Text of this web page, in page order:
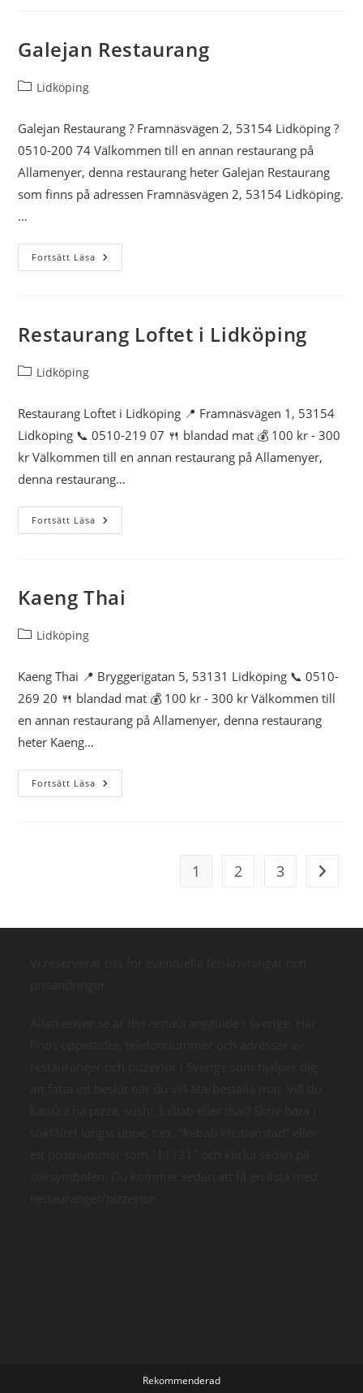
New Tokyo
Restaurang Ceasar
Stikkans Pasta
Pizzeria Canaria
Restaurang Indigo
Pizzeria Aramis
Galejan Restaurang
Inläggskategori:
Lidköping
Galejan Restaurang ? Framnäsvägen 2, 53154 Lidköping ?
0510-200 74 Välkommen till en annan restaurang på
Allamenyer, denna restaurang heter Galejan Restaurang
som finns på adressen Framnäsvägen 2, 53154 Lidköping.
…
Fortsätt Läsa Galejan
Restaurang
Restaurang Loftet i Lidköping
Inläggskategori:
Lidköping
Restaurang Loftet i Lidköping 📍 Framnäsvägen 1, 53154
Lidköping 📞 0510-219 07 🍴 blandad mat 💰 100 kr - 300
kr Välkommen till en annan restaurang på Allamenyer,
denna restaurang…
Fortsätt Läsa Restaurang
Loftet
Kaeng Thai
Inläggskategori:
Lidköping
Kaeng Thai 📍 Bryggerigatan 5, 53131 Lidköping 📞 0510-
269 20 🍴 blandad mat 💰 100 kr - 300 kr Välkommen till
en annan restaurang på Allamenyer, denna restaurang
heter Kaeng…
Fortsätt Läsa Kaeng
Thai
1 2 3 Gå till
Rekommenderad